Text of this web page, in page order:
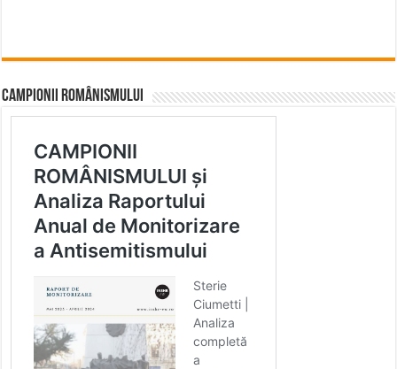
CAMPIONII ROMÂNISMULUI